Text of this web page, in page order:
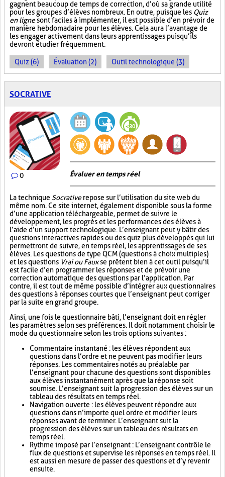
gagnent beaucoup de temps de correction, d’où sa grande utilité
pour les groupes d’élèves nombreux. En outre, puisque les Quiz
en lignesont faciles à implémenter, il est possible d’en prévoir de
manière hebdomadaire pour les élèves. Cela aura l’avantage de
les engager activement dans leurs apprentissages puisqu’ils
devront étudier fréquemment.
Quiz (6) Évaluation (2) Outil technologique (3)
SOCRATIVE
0 Évaluer en temps réel
La technique Socrativerepose sur l’utilisation du site web du
même nom. Ce site internet, également disponible sous la forme
d’une application téléchargeable, permet de suivre le
développement, les progrès et les performances des élèves à
l’aide d’un support technologique. L’enseignant peut y bâtir des
questions interactives rapides ou des quiz plus développés qui lui
permettront de suivre, en temps réel, les apprentissages de ses
élèves. Les questions de type QCM (questions à choix multiples)
et les questions Vrai ou Fauxse prêtent bien à cet outil puisqu’il
est facile d’en programmer les réponses et de prévoir une
correction automatique des questions par l’application. Par
contre, il est tout de même possible d’intégrer aux questionnaires
des questions à réponses courtes que l’enseignant peut corriger
par la suite en grand groupe.
Ainsi, une fois le questionnaire bâti, l’enseignant doit en régler
les paramètres selon ses préférences. Il doit notamment choisir le
mode du questionnaire selon les trois options suivantes :
Commentaire instantané : les élèves répondent aux
questions dans l’ordre et ne peuvent pas modifier leurs
réponses. Les commentaires notés au préalable par
l’enseignant pour chacune des questions sont disponibles
aux élèves instantanément après que la réponse soit
soumise. L’enseignant suit la progression des élèves sur un
tableau des résultats en temps réel.
Navigation ouverte : les élèves peuvent répondre aux
questions dans n’importe quel ordre et modifier leurs
réponses avant de terminer. L’enseignant suit la
progression des élèves sur un tableau des résultats en
temps réel.
Rythme imposé par l’enseignant : L’enseignant contrôle le
flux de questions et supervise les réponses en temps réel. Il
est aussi en mesure de passer des questions et d’y revenir
ensuite.